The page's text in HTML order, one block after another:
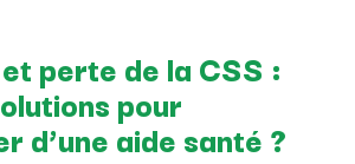
perte de la CSS :
pour
d’une aide santé ?